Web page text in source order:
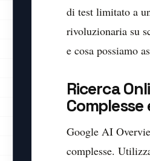
di test limitato a
rivoluzionaria su
e cosa possiamo
Ricerca
Complesse
Google AI
complesse.